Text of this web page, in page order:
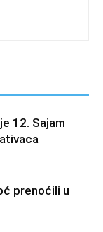
12. Sajam
prenoćili u